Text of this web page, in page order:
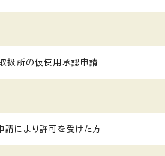
扱所の仮使用承認申請
により許可を受けた方